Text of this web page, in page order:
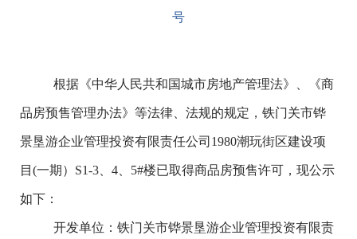
号
根据《中华人民共和国城市房地产管理法》、《商
品房预售管理办法》等法律、法规的规定， 铁门关市铧
景垦游企业管理投资有限责任公司 1980潮玩街区建设项
目 (一期） S1-3 4 5#楼已取得商品房预售许可，现公示
如下：
开发单位 ：铁门关市铧景垦游企业管理投资有限责